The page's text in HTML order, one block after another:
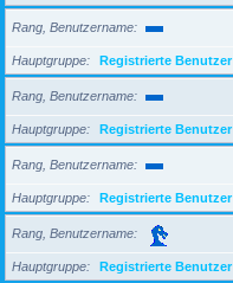
Rang, Benutzername
Hauptgruppe Registrierte Benutzer
Rang, Benutzername
Hauptgruppe Registrierte Benutzer
Rang, Benutzername
Hauptgruppe Registrierte Benutzer
Rang, Benutzername
Hauptgruppe Registrierte Benutzer